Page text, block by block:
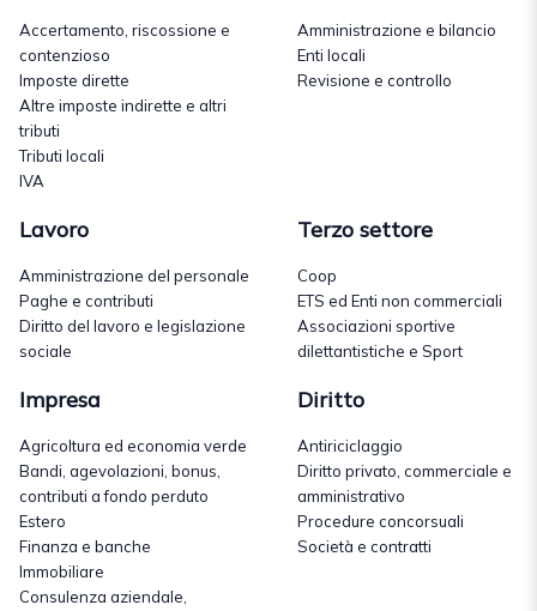
Accertamento, riscossione e
contenzioso
Imposte dirette
Altre imposte indirette e altri
tributi
Tributi locali
IVA
Amministrazione e bilancio
Enti locali
Revisione e controllo
Lavoro
Amministrazione del personale
Paghe e contributi
Diritto del lavoro e legislazione
sociale
Terzo settore
Coop
ETS ed Enti non commerciali
Associazioni sportive
dilettantistiche e Sport
Impresa
Agricoltura ed economia verde
Bandi, agevolazioni, bonus,
contributi a fondo perduto
Estero
Finanza e banche
Immobiliare
Consulenza aziendale,
Diritto
Antiriciclaggio
Diritto privato, commerciale e
amministrativo
Procedure concorsuali
Società e contratti